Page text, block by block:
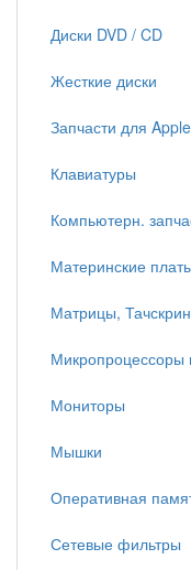
Диски DVD / CD
Жесткие диски
Запчасти для Apple
Клавиатуры
Компьютерн.
Материнские
Матрицы,
Микропроцессоры
Мониторы
Мышки
Оперативная
Сетевые фильтры